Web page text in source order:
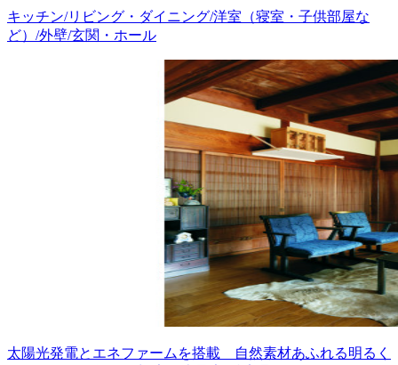
キッチン/リビング・ダイニング/洋室（寝室・子供部屋な
ど）/外壁/玄関・ホール
太陽光発電とエネファームを搭載 自然素材あふれる明るく